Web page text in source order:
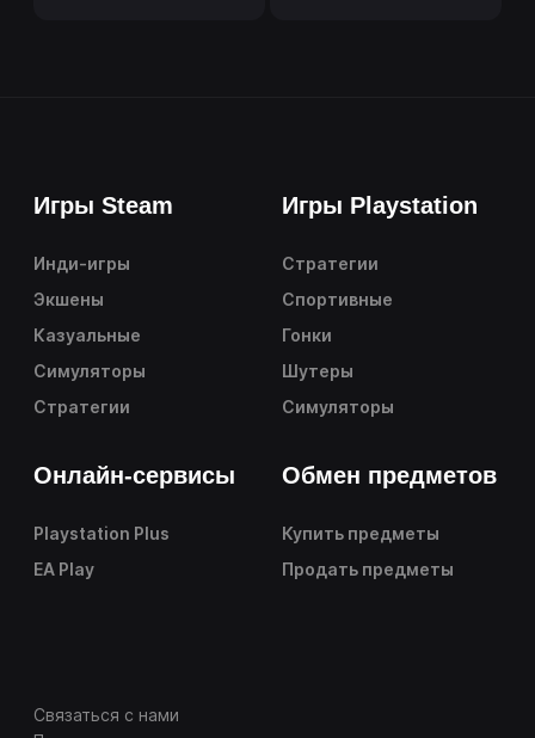
Игры Steam
Инди-игры
Экшены
Казуальные
Симуляторы
Стратегии
Игры Playstation
Стратегии
Спортивные
Гонки
Шутеры
Симуляторы
Онлайн-сервисы
Playstation Plus
EA Play
Обмен предметов
Купить предметы
Продать предметы
Связаться с нами